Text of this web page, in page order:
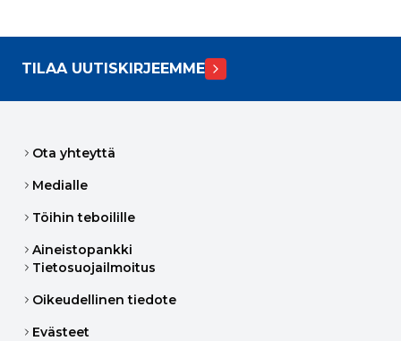
TILAA UUTISKIRJEEMME
Ota yhteyttä
Medialle
Töihin teboilille
Aineistopankki
Tietosuojailmoitus
Oikeudellinen tiedote
Evästeet